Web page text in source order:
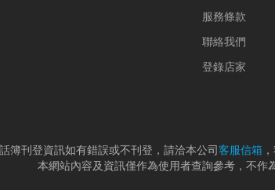
服務條款
聯絡我們
登錄店家
簿刊登資訊如有錯誤或不刊登，請洽本公司客服信箱
本網站內容及資訊僅作為使用者查詢參考，不作